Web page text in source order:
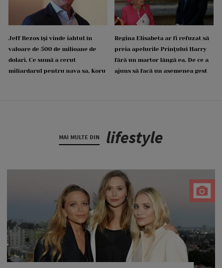
Jeff Bezos își vinde iahtul în
valoare de 500 de milioane de
dolari. Ce sumă a cerut
miliardarul pentru nava sa, Koru
Regina Elisabeta ar fi refuzat să
preia apelurile Prințului Harry
fără un martor lângă ea. De ce a
ajuns să facă un asemenea gest
MAI MULTE DIN lifestyle